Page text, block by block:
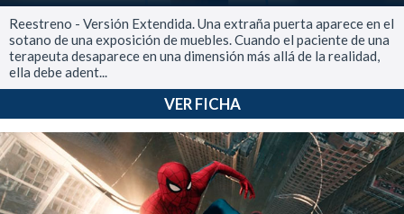
Reestreno - Versión Extendida. Una extraña puerta aparece en el
sotano de una exposición de muebles. Cuando el paciente de una
terapeuta desaparece en una dimensión más allá de la realidad,
ella debe adent...
VER FICHA